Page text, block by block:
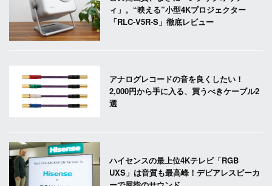
ィ」。“映える”小型4Kプロジェクター
「RLC-V5R-S」徹底レビュー
アナログレコードの音を良くしたい！
2,000円から手に入る、買うべきケーブル2
選
ハイセンスの最上位4Kテレビ「RGB
UXS」は音質も最高峰！デビアレスピーカ